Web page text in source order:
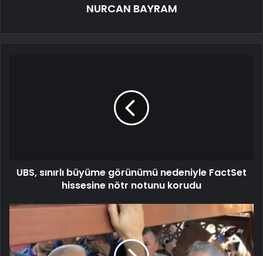
NURCAN BAYRAM
UBS, sınırlı büyüme görünümü nedeniyle FactSet
hissesine nötr notunu korudu